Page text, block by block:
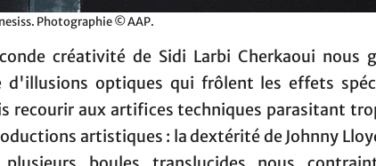
Photographie © AAP.
créativité de Sidi Larbi Cherkaoui nous
d'illusions optiques qui frôlent les effets
recourir aux artifices techniques parasitant
artistiques : la dextérité de Johnny